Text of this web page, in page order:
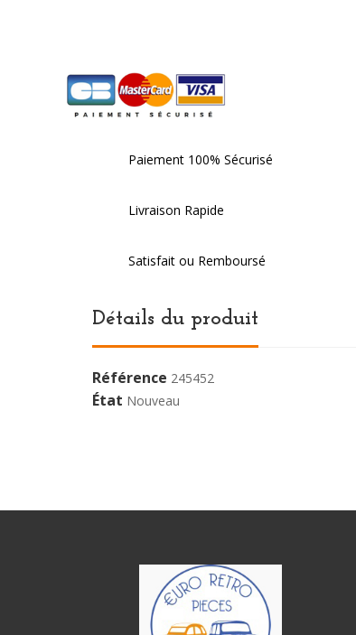
Paiement 100% Sécurisé
Livraison Rapide
Satisfait ou Remboursé
Détails du produit
Référence 245452
État Nouveau